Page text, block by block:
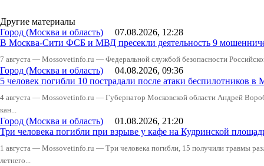
Другие материалы
Город (Москва и область) 07.08.2026, 12:28
В Москва-Сити ФСБ и МВД пресекли деятельность 9
7 августа — Mossovetinfo.ru — Федеральной службой безопасности
Город (Москва и область) 04.08.2026, 09:36
5 человек погибли 10 пострадали после атаки беспилотников в
4 августа — Mossovetinfo.ru — Губернатор Московской области Андрей
кан...
Город (Москва и область) 01.08.2026, 21:20
Три человека погибли при взрыве у кафе на Кудринской
1 августа — Mossovetinfo.ru — Три человека погибли, 15 получили травмы
летнего...